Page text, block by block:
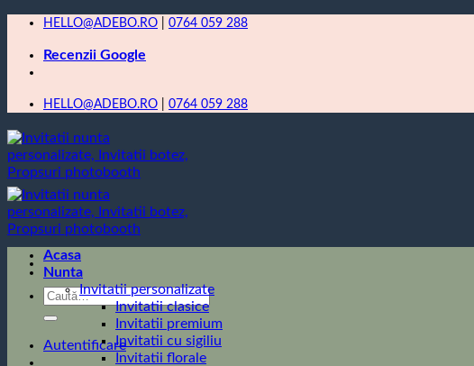
Skip
content
HELLO@ADEBO.RO 0764 059 288
Recenzii Google
HELLO@ADEBO.RO 0764 059 288
Caută
Autentificare
Acasa
Nunta
Invitatii personalizate
Invitatii clasice
Invitatii premium
Invitatii cu sigiliu
Invitatii florale